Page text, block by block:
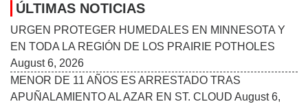
ÚLTIMAS NOTICIAS
URGEN PROTEGER HUMEDALES EN MINNESOTA Y
EN TODA LA REGIÓN DE LOS PRAIRIE POTHOLES
August 6, 2026
MENOR DE 11 AÑOS ES ARRESTADO TRAS
APUÑALAMIENTO AL AZAR EN ST. CLOUD August 6,